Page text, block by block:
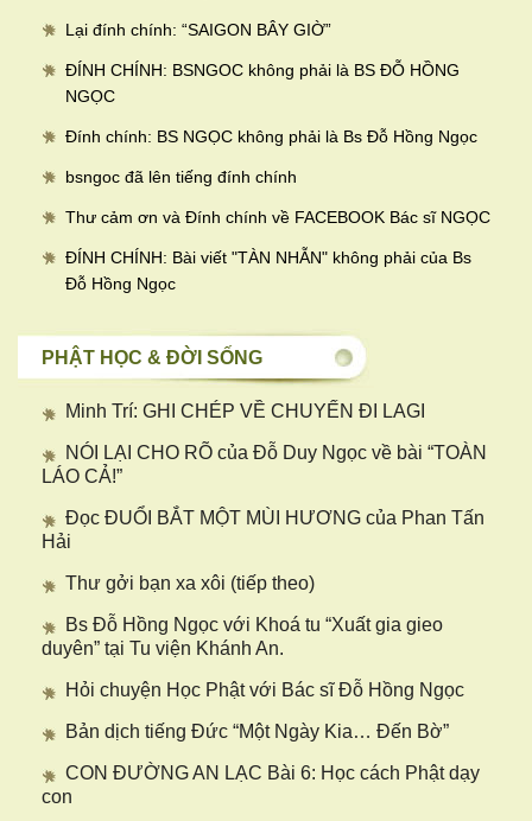
Lại đính chính: “SAIGON BÂY GIỜ”
ĐÍNH CHÍNH: BSNGOC không phải là BS ĐỖ HỒNG
NGỌC
Đính chính: BS NGỌC không phải là Bs Đỗ Hồng Ngọc
bsngoc đã lên tiếng đính chính
Thư cảm ơn và Đính chính về FACEBOOK Bác sĩ NGỌC
ĐÍNH CHÍNH: Bài viết "TÀN NHẪN" không phải của Bs
Đỗ Hồng Ngọc
PHẬT HỌC & ĐỜI SỐNG
Minh Trí: GHI CHÉP VỀ CHUYẾN ĐI LAGI
NÓI LẠI CHO RÕ của Đỗ Duy Ngọc về bài “TOÀN
LÁO CẢ!”
Đọc ĐUỔI BẮT MỘT MÙI HƯƠNG của Phan Tấn
Hải
Thư gởi bạn xa xôi (tiếp theo)
Bs Đỗ Hồng Ngọc với Khoá tu “Xuất gia gieo
duyên” tại Tu viện Khánh An.
Hỏi chuyện Học Phật với Bác sĩ Đỗ Hồng Ngọc
Bản dịch tiếng Đức “Một Ngày Kia… Đến Bờ”
CON ĐƯỜNG AN LẠC Bài 6: Học cách Phật dạy
con